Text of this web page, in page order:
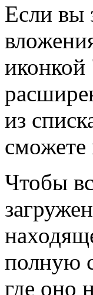
Если вы
из
сможете
Чтобы
полную
где оно